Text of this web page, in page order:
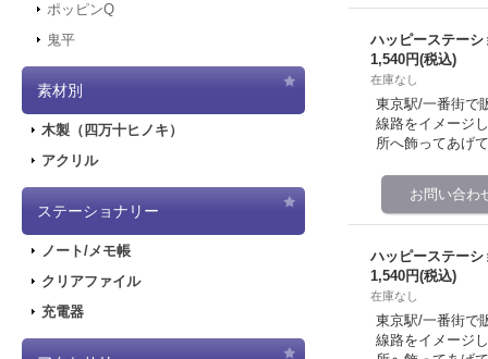
ポッピンQ
鬼平
素材別
木製（四万十ヒノキ）
アクリル
ステーショナリー
ノート/メモ帳
クリアファイル
充電器
ハッピーステー
1,540円(税込)
在庫なし
東京駅/一番街で
線路をイメージ
所へ飾ってあげ
ハッピーステー
1,540円(税込)
在庫なし
東京駅/一番街で
線路をイメージ